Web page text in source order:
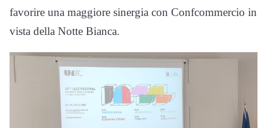
favorire una maggiore sinergia con Confcommercio in
vista della Notte Bianca.